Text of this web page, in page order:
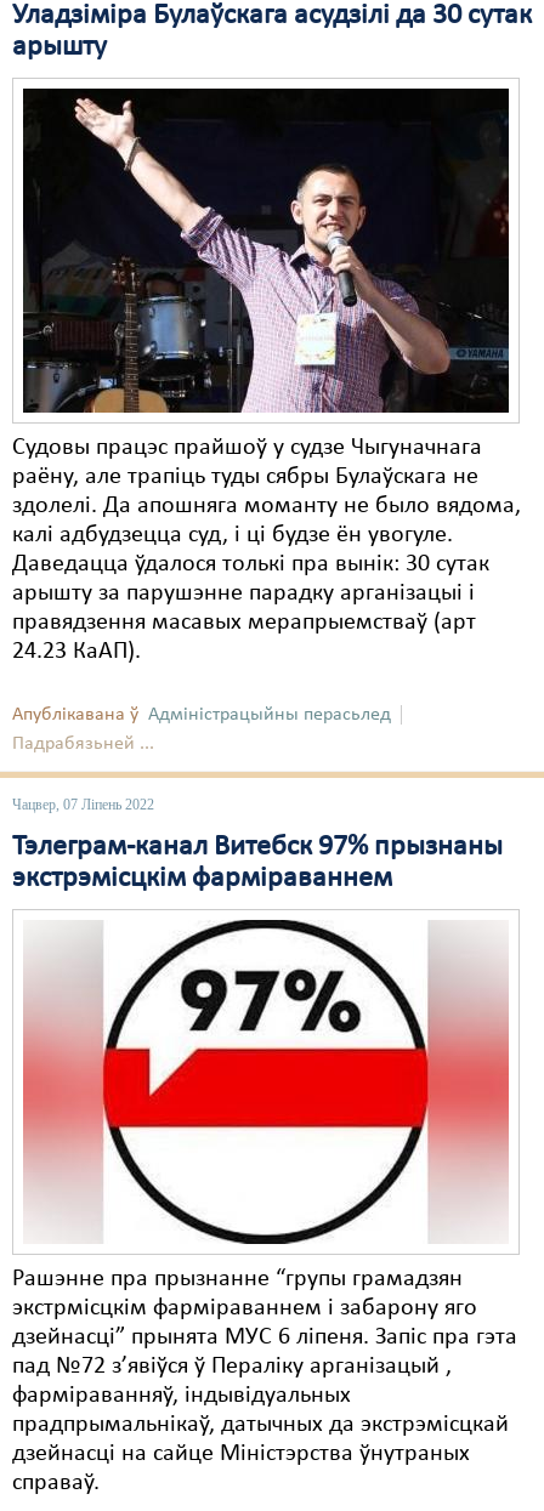
Уладзіміра Булаўскага асудзілі да 30 сутак
арышту
Судовы працэс прайшоў у судзе Чыгуначнага
раёну, але трапіць туды сябры Булаўскага не
здолелі. Да апошняга моманту не было вядома,
калі адбудзецца суд, і ці будзе ён увогуле.
Даведацца ўдалося толькі пра вынік: 30 сутак
арышту за парушэнне парадку арганізацыі і
правядзення масавых мерапрыемстваў (арт
24.23 КаАП).
Апублікавана ў Адміністрацыйны перасьлед
Падрабязьней ...
Чацвер, 07 Ліпень 2022
Тэлеграм-канал Витебск 97% прызнаны
экстрэмісцкім фарміраваннем
Рашэнне пра прызнанне “групы грамадзян
экстрмісцкім фарміраваннем і забарону яго
дзейнасці” прынята МУС 6 ліпеня. Запіс пра гэта
пад №72 з’явіўся ў Пераліку арганізацый ,
фарміраванняў, індывідуальных
прадпрымальнікаў, датычных да экстрэмісцкай
дзейнасці на сайце Міністэрства ўнутраных
справаў.